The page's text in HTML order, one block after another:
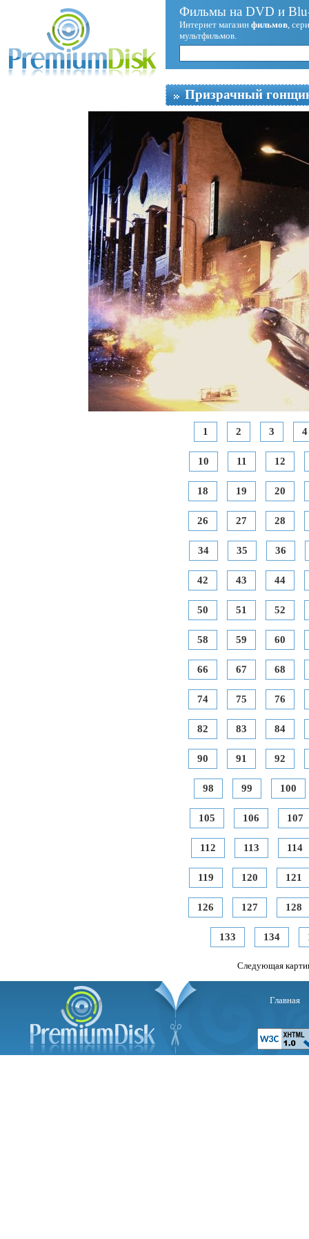
Фильмы на DVD и
Интернет магазин фильмов,
мультфильмов.
Призрачный
1 2 3 4
10 11 12
18 19 20
26 27 28
34 35 36
42 43 44
50 51 52
58 59 60
66 67 68
74 75 76
82 83 84
90 91 92
98 99 100
105 106 107
112 113 114
119 120 121
126 127 128
133 134
Следующая
Главная